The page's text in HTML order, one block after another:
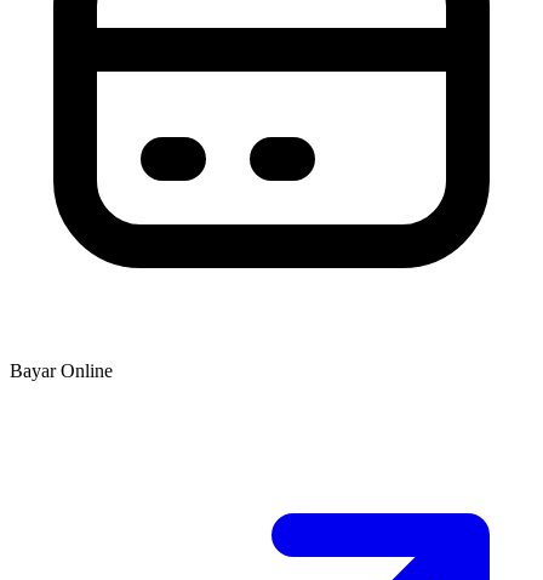
Bayar Online